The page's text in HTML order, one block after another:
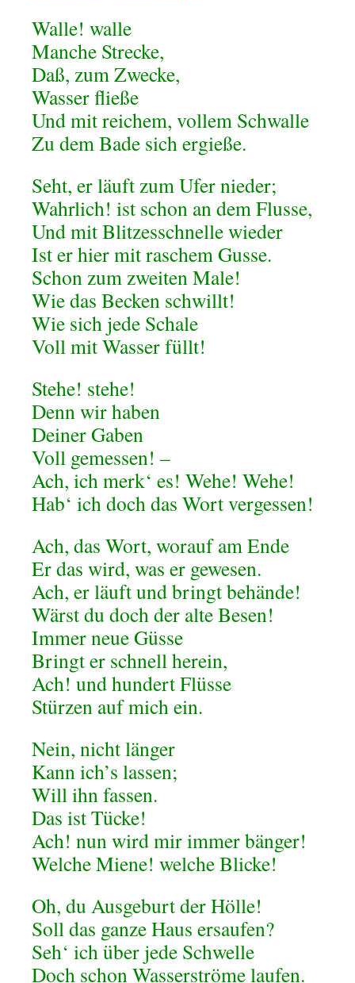
Walle! walle
Manche Strecke,
Daß, zum Zwecke,
Wasser fließe
Und mit reichem, vollem Schwalle
Zu dem Bade sich ergieße.
Seht, er läuft zum Ufer nieder;
Wahrlich! ist schon an dem Flusse,
Und mit Blitzesschnelle wieder
Ist er hier mit raschem Gusse.
Schon zum zweiten Male!
Wie das Becken schwillt!
Wie sich jede Schale
Voll mit Wasser füllt!
Stehe! stehe!
Denn wir haben
Deiner Gaben
Voll gemessen! –
Ach, ich merk‘ es! Wehe! Wehe!
Hab‘ ich doch das Wort vergessen!
Ach, das Wort, worauf am Ende
Er das wird, was er gewesen.
Ach, er läuft und bringt behände!
Wärst du doch der alte Besen!
Immer neue Güsse
Bringt er schnell herein,
Ach! und hundert Flüsse
Stürzen auf mich ein.
Nein, nicht länger
Kann ich’s lassen;
Will ihn fassen.
Das ist Tücke!
Ach! nun wird mir immer bänger!
Welche Miene! welche Blicke!
Oh, du Ausgeburt der Hölle!
Soll das ganze Haus ersaufen?
Seh‘ ich über jede Schwelle
Doch schon Wasserströme laufen.